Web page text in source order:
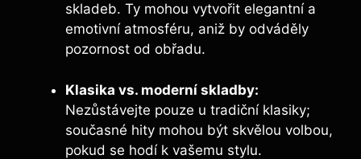
skladeb. Ty mohou vytvořit elegantní a
emotivní atmosféru, aniž by odváděly
pozornost od obřadu.
Klasika vs. moderní skladby:
Nezůstávejte pouze u tradiční klasiky;
současné hity mohou být skvělou volbou,
pokud se hodí k vašemu stylu.